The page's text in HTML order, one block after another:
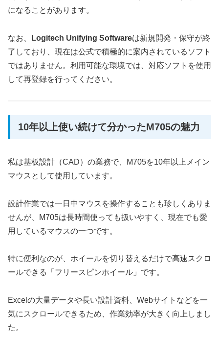
になることがあります。
なお、 Logitech Unifying Softwareは新規開発・保守が終
了しており、現在は公式で積極的に案内されているソフト
ではありません。利用可能な環境では、対応ソフトを使用
して再登録を行ってください。
10年以上使い続けて分かったM705の魅力
私は基板設計（CAD）の業務で、M705を10年以上メイン
マウスとして使用しています。
設計作業では一日中マウスを操作することも珍しくありま
せんが、M705は長時間使っても扱いやすく、現在でも愛
用しているマウスの一つです。
特に便利なのが、ホイールを切り替えるだけで高速スクロ
ールできる「フリースピンホイール」です。
Excelの大量データや長い設計資料、Webサイトなどを一
気にスクロールできるため、作業効率が大きく向上しまし
た。